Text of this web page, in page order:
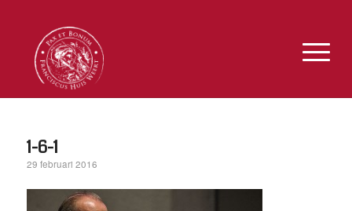
1-6-1
29 februari 2016